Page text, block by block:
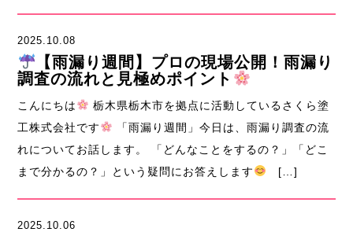
2025.10.08
【雨漏り週間】プロの現場公開！雨漏り
調査の流れと見極めポイント
こんにちは
栃木県栃木市を拠点に活動しているさくら塗
工株式会社です
「雨漏り週間」今日は、雨漏り調査の流
れについてお話します。 「どんなことをするの？」「どこ
まで分かるの？」という疑問にお答えします
[…]
2025.10.06